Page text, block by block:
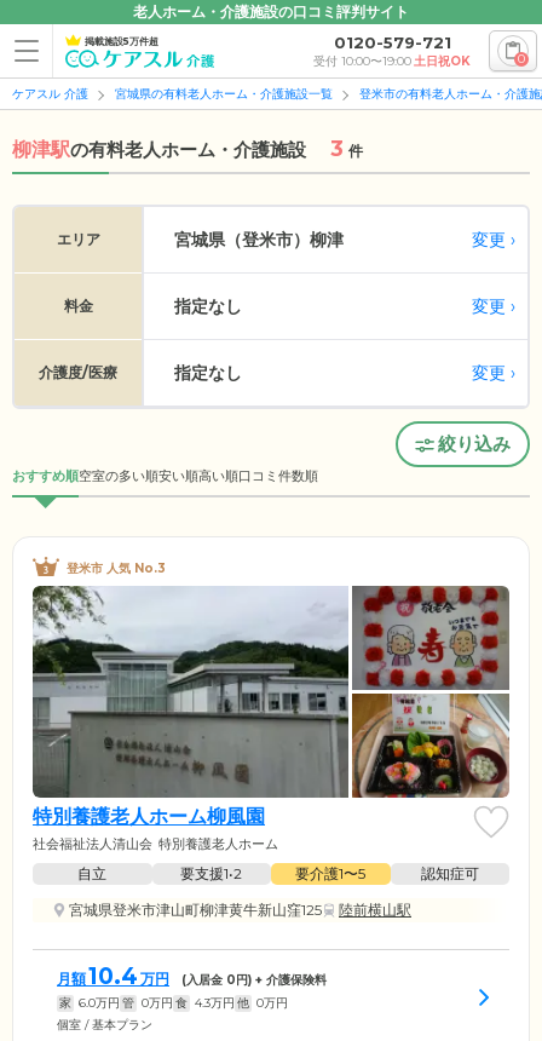
老人ホーム・介護施設の口コミ評判サイト
掲載施設5万件超 0120-579-721
受付 10:00〜19:00土日祝OK 0
ケアスル 介護 宮城県の有料老人ホーム・介護施設一覧 登米市の有料老人ホーム・介護
柳津駅の有料老人ホーム・介護施設 3 件
エリア 宮城県（登米市） 柳津 変更
料金 指定なし 変更
介護度/医療 指定なし 変更
絞り込み
おすすめ順空室の多い順安い順高い順口コミ件数順
登米市 人気 No.3
特別養護老人ホーム柳風園
社会福祉法人清山会 特別養護老人ホーム
自立 要支援1•2 要介護1〜5
認知症可
宮城県登米市津山町柳津黄牛新山窪125
陸前横山駅
月額10.4 万円 (入居金 0円) + 介護保険料
家 6.0万円 管 0万円 食 4.3万円 他 0万円
個室 / 基本プラン